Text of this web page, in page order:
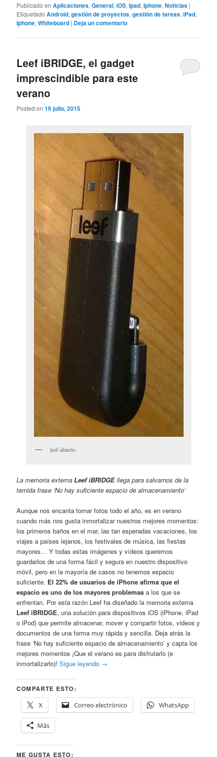
Publicado en Aplicaciones,General,iOS,Ipad,Iphone,Noticias |
Etiquetado Android,gestión de proyectos,gestión de tareas,iPad,
Iphone,Whiteboard | Deja un comentario
Leef iBRIDGE, el gadget
imprescindible para este
verano
Posted on19 julio, 2015
leef-abierto
La memoria externaLeef iBRIDGEllega para salvarnos de la
temida frase ‘No hay suficiente espacio de almacenamiento’
Aunque nos encanta tomar fotos todo el año, es en verano
cuando más nos gusta inmortalizar nuestros mejores momentos:
los primeros baños en el mar, las tan esperadas vacaciones, los
viajes a países lejanos, los festivales de música, las fiestas
mayores… Y todas estas imágenes y vídeos queremos
guardarlos de una forma fácil y segura en nuestro dispositivo
móvil, pero en la mayoría de casos no tenemos espacio
suficiente. El 22% de usuarios de iPhone afirma que el
espacio es uno de los mayores problemas a los que se
enfrentan. Por esta razón Leef ha diseñado la memoria externa
Leef iBRIDGE, una solución para dispositivos iOS (iPhone, iPad
o iPod) que permite almacenar, mover y compartir fotos, videos y
documentos de una forma muy rápida y sencilla. Deja atrás la
frase ‘No hay suficiente espacio de almacenamiento’ y capta los
mejores momentos ¡Que el verano es para disfrutarlo (e
inmortalizarlo)!Sigue leyendo →
COMPARTE ESTO:
X
Correo electrónico WhatsApp
Más
ME GUSTA ESTO: